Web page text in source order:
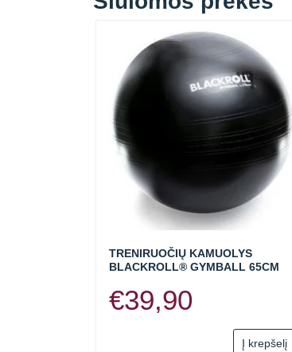
TRENIRUOČIŲ KAMUOLYS
BLACKROLL® GYMBALL 65CM
€39,90
Į krepšelį